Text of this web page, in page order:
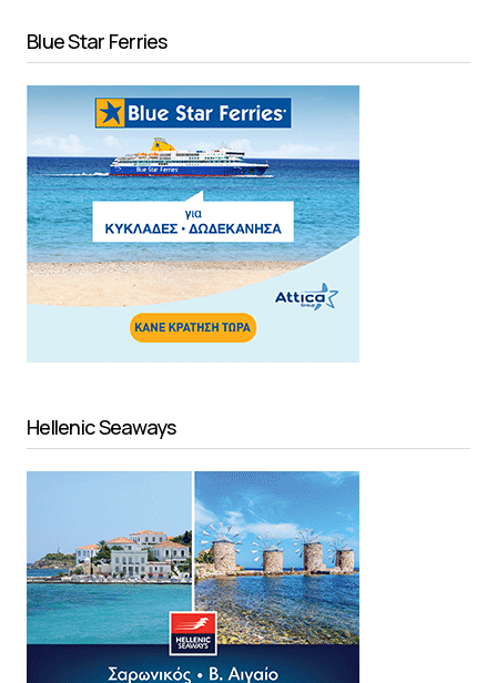
Blue Star Ferries
Hellenic Seaways